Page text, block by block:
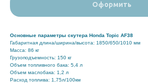
Оформить
Основные параметры скутера Honda Topic AF38
Габаритная длина/ширина/высота: 1850/650/1010 мм
Масса: 86 кг
Грузоподъемность: 150 кг
Объем топливного бака: 5,4 л
Объем маслобака: 1,2 л
Расход топлива: 1,75л/100км